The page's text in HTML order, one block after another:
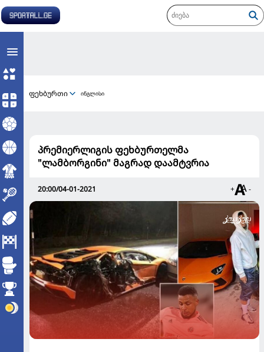
ფეხბურთი ინგლისი
პრემიერლიგის ფეხბურთელმა
"ლამბორგინი" მაგრად დაამტვრია
20:00/04-01-2021 + -